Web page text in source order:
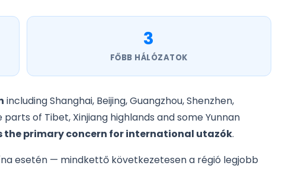
3
FŐBB HÁLÓZATOK
including Shanghai, Beijing, Guangzhou, Shenzhen,
of Tibet, Xinjiang highlands and some Yunnan
the primary concern for international utazók.
esetén — mindkettő következetesen a régió legjobb